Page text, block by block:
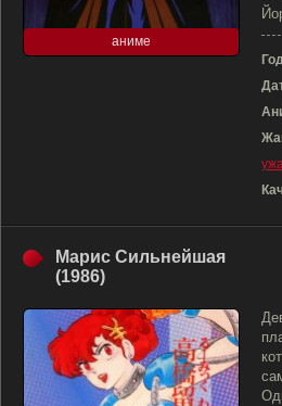
аниме
Марис Сильнейшая
(1986)